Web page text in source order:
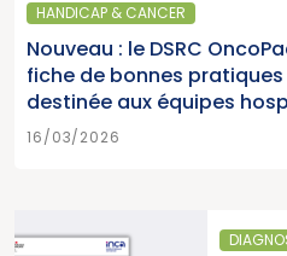
HANDICAP & CANCER
Nouveau : le DSRC
fiche de bonnes
destinée aux équipes
16/03/2026